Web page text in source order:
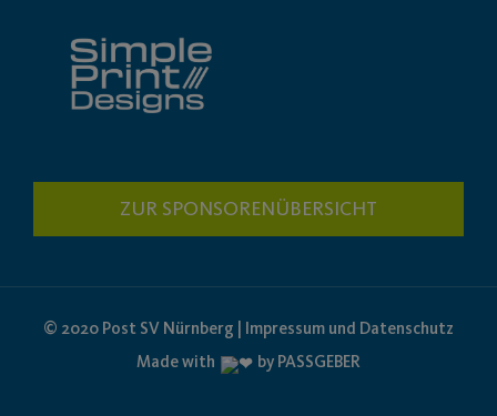
ZUR SPONSORENÜBERSICHT
© 2020 Post SV Nürnberg | Impressum und Datenschutz
Made with
by PASSGEBER